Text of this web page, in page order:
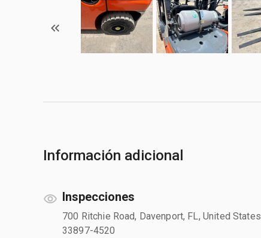
Información adicional
Inspecciones
700 Ritchie Road, Davenport, FL, United States
33897-4520